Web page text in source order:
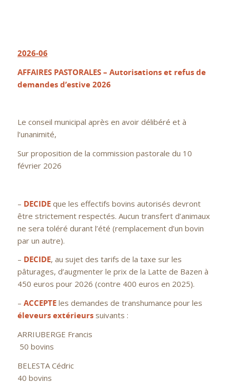
2026-06
AFFAIRES PASTORALES – Autorisations et refus de
demandes d’estive 2026
Le conseil municipal après en avoir délibéré et à
l’unanimité,
Sur proposition de la commission pastorale du 10
février 2026
– DECIDEque les effectifs bovins autorisés devront
être strictement respectés. Aucun transfert d’animaux
ne sera toléré durant l’été (remplacement d’un bovin
par un autre).
– DECIDE, au sujet des tarifs de la taxe sur les
pâturages, d’augmenter le prix de la Latte de Bazen à
450 euros pour 2026 (contre 400 euros en 2025).
– ACCEPTEles demandes de transhumance pour les
éleveurs extérieurssuivants :
ARRIUBERGE Francis
50 bovins
BELESTA Cédric
40 bovins